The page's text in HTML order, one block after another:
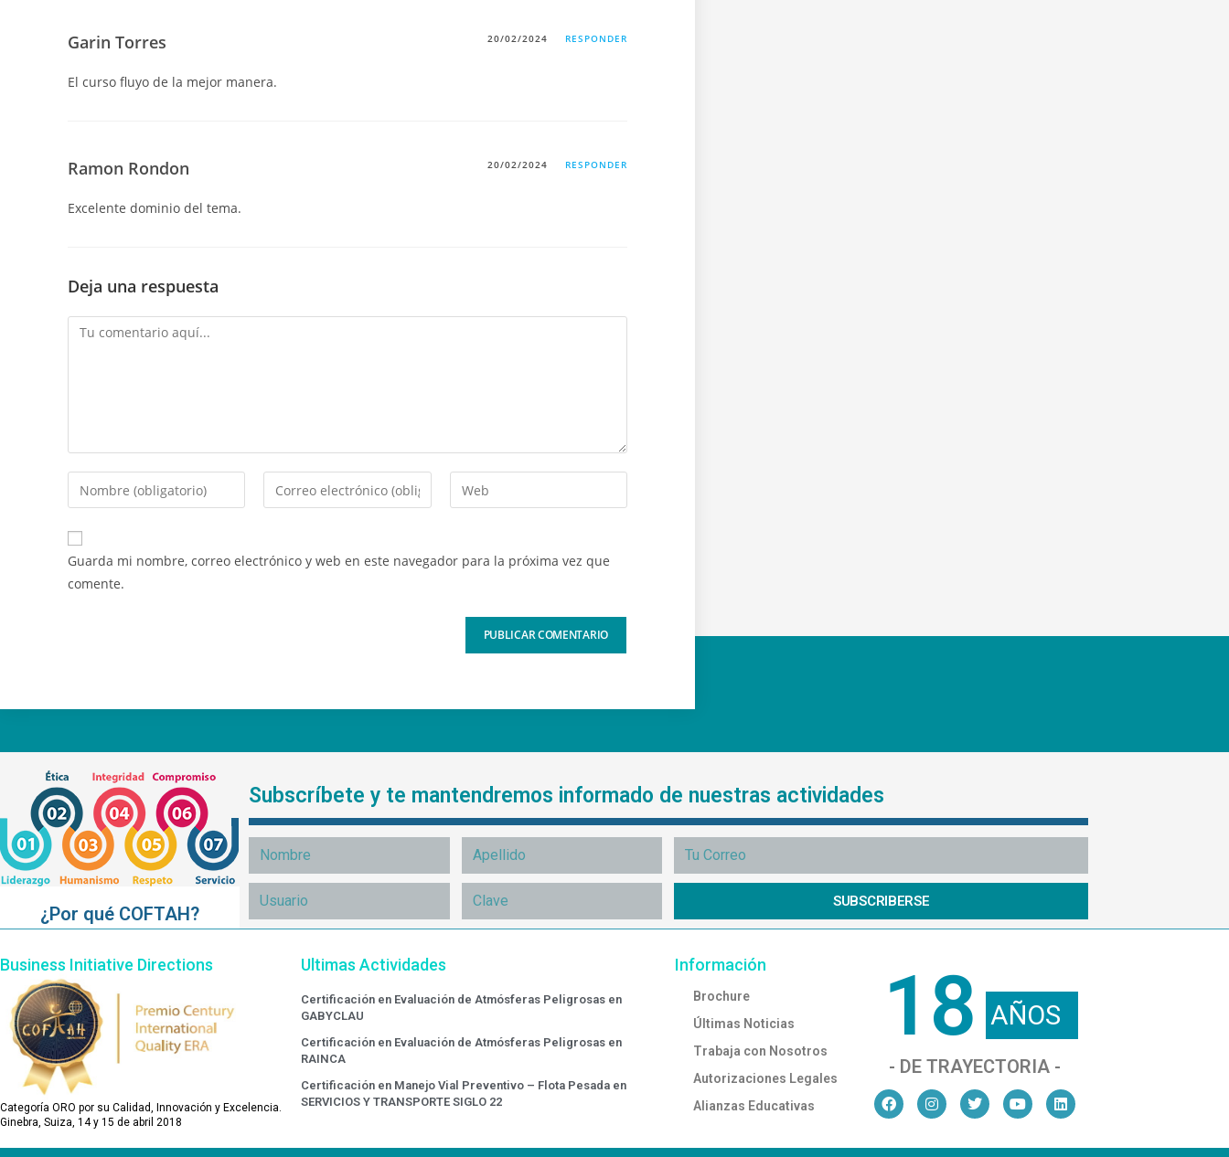
Garin Torres 20/02/2024 RESPONDER
El curso fluyo de la mejor manera.
Ramon Rondon 20/02/2024 RESPONDER
Excelente dominio del tema.
Deja una respuesta
Guarda mi nombre, correo electrónico y web en este navegador para la próxima vez que
comente.
¿Por qué COFTAH?
Subscríbete y te mantendremos informado de nuestras actividades
SUBSCRIBERSE
Business Initiative Directions
Categoría ORO por su Calidad, Innovación y Excelencia.
Ginebra, Suiza, 14 y 15 de abril 2018
Ultimas Actividades
Certificación en Evaluación de Atmósferas Peligrosas en
GABYCLAU
Certificación en Evaluación de Atmósferas Peligrosas en
RAINCA
Certificación en Manejo Vial Preventivo – Flota Pesada en
SERVICIOS Y TRANSPORTE SIGLO 22
Información
Brochure
Últimas Noticias
Trabaja con Nosotros
Autorizaciones Legales
Alianzas Educativas
18 AÑOS
- DE TRAYECTORIA -